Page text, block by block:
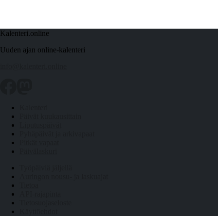
Kalenteri.online
Uuden ajan online-kalenteri